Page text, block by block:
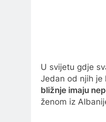
U svijetu gdje
Jedan od njih je
bližnje imaju
ženom iz